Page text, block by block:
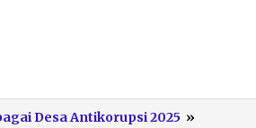
Desa Antikorupsi 2025 »